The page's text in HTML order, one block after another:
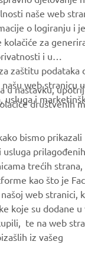
naše web
o logiranju i
za
i u
zaštitu podataka
web stranicu
usluga i
u nastavku,
društvenih
bismo prikazali
trećih strana,
kao što je
web stranici,
koje su dodane u
te na web
iz vašeg